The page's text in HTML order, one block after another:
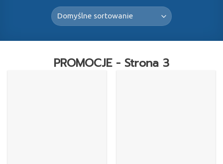
PROMOCJE - Strona 3